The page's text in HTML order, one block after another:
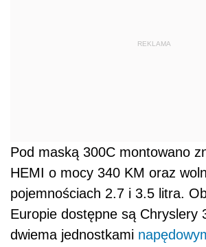
REKLAMA
Pod maską 300C montowano
HEMI o mocy 340 KM oraz
pojemnościach 2.7 i 3.5 litra.
Europie dostępne są Chryslery
dwiema jednostkami